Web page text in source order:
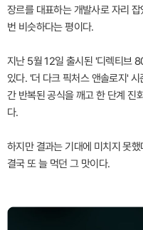
장르를 대표하는 개발사로 자리
번 비슷하다는 평이다.
지난 5월 12일 출시된 '디렉티브
있다. '더 다크 픽처스 앤솔로지'
간 반복된 공식을 깨고 한 단계 진
다.
하지만 결과는 기대에 미치지 못
결국 또 늘 먹던 그 맛이다.